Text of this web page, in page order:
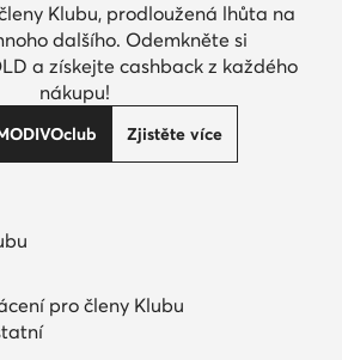
Klubu, prodloužená lhůta na
dalšího. Odemkněte si
a získejte cashback z každého
nákupu!
Zjistěte více
pro členy Klubu